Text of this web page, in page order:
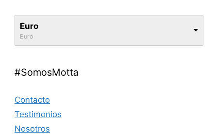
Euro
Euro
#SomosMotta
Contacto
Testimonios
Nosotros